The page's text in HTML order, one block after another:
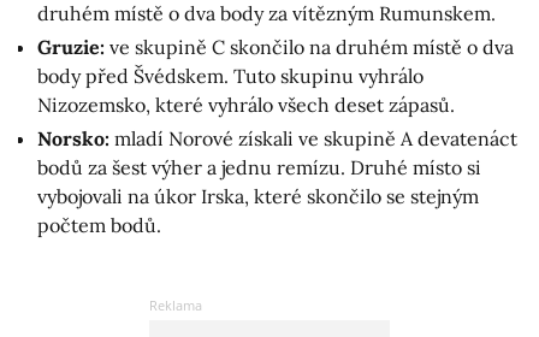
druhém místě o dva body za vítězným Rumunskem.
Gruzie: ve skupině C skončilo na druhém místě o dva
body před Švédskem. Tuto skupinu vyhrálo
Nizozemsko, které vyhrálo všech deset zápasů.
Norsko: mladí Norové získali ve skupině A devatenáct
bodů za šest výher a jednu remízu. Druhé místo si
vybojovali na úkor Irska, které skončilo se stejným
počtem bodů.